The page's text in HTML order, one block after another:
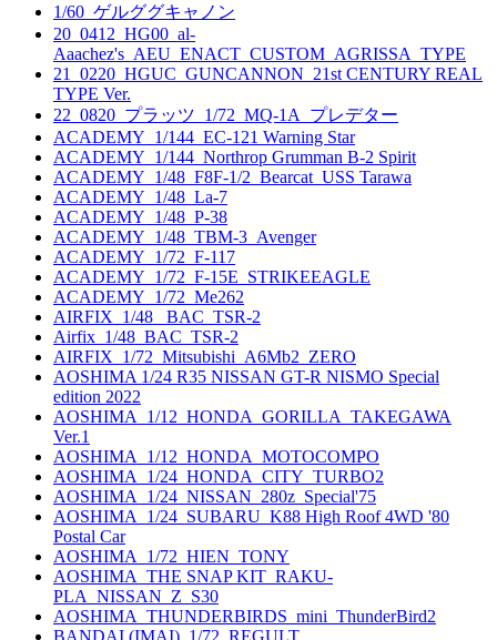
1/60_ゲルググキャノン
20_0412_HG00_al-
Aaachez's_AEU_ENACT_CUSTOM_AGRISSA_TYPE
21_0220_HGUC_GUNCANNON_21st CENTURY REAL
TYPE Ver.
22_0820_プラッツ_1/72_MQ-1A_プレデター
ACADEMY_1/144_EC-121 Warning Star
ACADEMY_1/144_Northrop Grumman B-2 Spirit
ACADEMY_1/48_F8F-1/2_Bearcat_USS Tarawa
ACADEMY_1/48_La-7
ACADEMY_1/48_P-38
ACADEMY_1/48_TBM-3_Avenger
ACADEMY_1/72_F-117
ACADEMY_1/72_F-15E_STRIKEEAGLE
ACADEMY_1/72_Me262
AIRFIX_1/48_ BAC_TSR-2
Airfix_1/48_BAC_TSR-2
AIRFIX_1/72_Mitsubishi_A6Mb2_ZERO
AOSHIMA 1/24 R35 NISSAN GT-R NISMO Special
edition 2022
AOSHIMA_1/12_HONDA_GORILLA_TAKEGAWA
Ver.1
AOSHIMA_1/12_HONDA_MOTOCOMPO
AOSHIMA_1/24_HONDA_CITY_TURBO2
AOSHIMA_1/24_NISSAN_280z_Special'75
AOSHIMA_1/24_SUBARU_K88 High Roof 4WD '80
Postal Car
AOSHIMA_1/72_HIEN_TONY
AOSHIMA_THE SNAP KIT_RAKU-
PLA_NISSAN_Z_S30
AOSHIMA_THUNDERBIRDS_mini_ThunderBird2
BANDAI (IMAI)_1/72_REGULT